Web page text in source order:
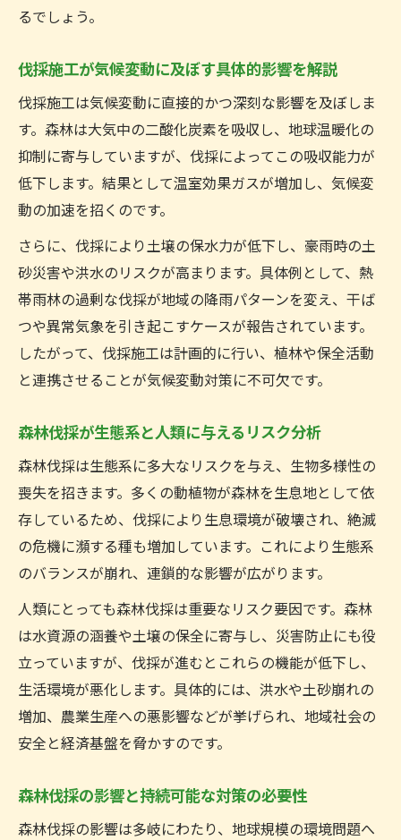
森林伐採による環境への影響と現状分析
代の伐採問題
森林伐採 原因とデメリットから考える未来
伐採施工が及ぼす生態系と人への影響
環境問題で注目される伐採の根本的要因
伐採が生態系や生物多様性に及ぼすリスクとは
関係
伐採施工による生態系への長期的影響とは
森林破壊 影響 人への広がりと課題
り方
個人でできる森林伐採対策を考える
伐採施工や草刈りのプロから学ぶ日常対策
森林伐採対策で個人が取れる具体的アクシ
ョン
持続可能な生活を支える伐採知識と実践法
森林破壊を防ぐための賢い消費者行動とは
プロフェッショナルが推奨する森林保全の
工夫
地球温暖化と伐採の関係をプロ目線で解説
草刈りのプロフェッショナルが語る伐採と
温暖化
るでしょう。
伐採施工が気候変動に及ぼす具体的影響を解説
伐採施工は気候変動に直接的かつ深刻な影響を及ぼしま
す。森林は大気中の二酸化炭素を吸収し、地球温暖化の
抑制に寄与していますが、伐採によってこの吸収能力が
低下します。結果として温室効果ガスが増加し、気候変
動の加速を招くのです。
さらに、伐採により土壌の保水力が低下し、豪雨時の土
砂災害や洪水のリスクが高まります。具体例として、熱
帯雨林の過剰な伐採が地域の降雨パターンを変え、干ば
つや異常気象を引き起こすケースが報告されています。
したがって、伐採施工は計画的に行い、植林や保全活動
と連携させることが気候変動対策に不可欠です。
森林伐採が生態系と人類に与えるリスク分析
森林伐採は生態系に多大なリスクを与え、生物多様性の
喪失を招きます。多くの動植物が森林を生息地として依
存しているため、伐採により生息環境が破壊され、絶滅
の危機に瀕する種も増加しています。これにより生態系
のバランスが崩れ、連鎖的な影響が広がります。
人類にとっても森林伐採は重要なリスク要因です。森林
は水資源の涵養や土壌の保全に寄与し、災害防止にも役
立っていますが、伐採が進むとこれらの機能が低下し、
生活環境が悪化します。具体的には、洪水や土砂崩れの
増加、農業生産への悪影響などが挙げられ、地域社会の
安全と経済基盤を脅かすのです。
森林伐採の影響と持続可能な対策の必要性
森林伐採の影響は多岐にわたり、地球規模の環境問題へ